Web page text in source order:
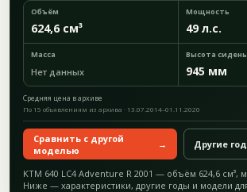
Объём
624,6 см³
Мощность
49 л.с.
Масса
Нет данных
Высота
945 мм
Средняя цена в архиве
По 15 объявлениям из архива · 13.07.2014–01.11.2020
Сравнить с другой
моделью
→ Другие
KTM 640 LC4 Adventure R 2001 — объём 624,6 см³,
Ниже — характеристики, другие годы и модели